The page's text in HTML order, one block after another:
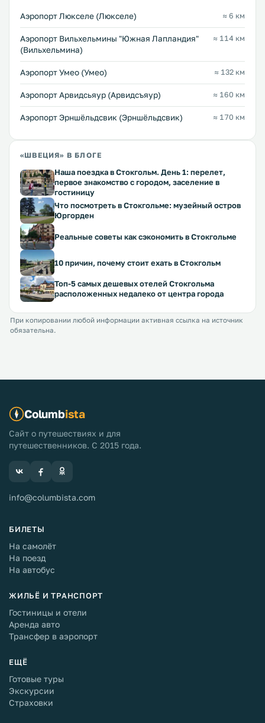
Аэропорт Люкселе (Люкселе) ≈ 6 км
Аэропорт Вильхельмины "Южная Лапландия"
(Вильхельмина)
≈ 114 км
Аэропорт Умео (Умео) ≈ 132 км
Аэропорт Арвидсьяур (Арвидсъяур) ≈ 160 км
Аэропорт Эрншёльдсвик (Эрншёльдсвик) ≈ 170 км
«ШВЕЦИЯ» В БЛОГЕ
Наша поездка в Стокгольм. День 1: перелет,
первое знакомство с городом, заселение в
гостиницу
Что посмотреть в Стокгольме: музейный остров
Юргорден
Реальные советы как сэкономить в Стокгольме
10 причин, почему стоит ехать в Стокгольм
Топ-5 самых дешевых отелей Стокгольма
расположенных недалеко от центра города
При копировании любой информации активная ссылка на источник
обязательна.
Columbista
Сайт о путешествиях и для
путешественников. С 2015 года.
info@columbista.com
БИЛЕТЫ
На самолёт
На поезд
На автобус
ЖИЛЬЁ И ТРАНСПОРТ
Гостиницы и отели
Аренда авто
Трансфер в аэропорт
ЕЩЁ
Готовые туры
Экскурсии
Страховки